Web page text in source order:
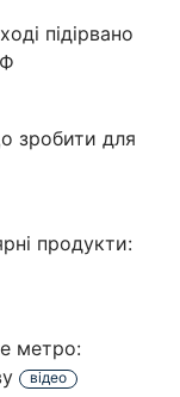
підірвано
зробити для
продукти:
метро:
відео